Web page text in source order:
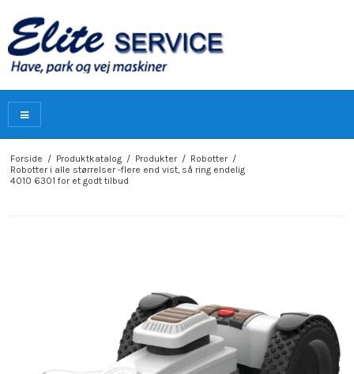
Forside / Produktkatalog / Produkter / Robotter /
Robotter i alle størrelser -flere end vist, så ring endelig
4010 6301 for et godt tilbud